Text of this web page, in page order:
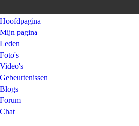
Hoofdpagina
Mijn pagina
Leden
Foto's
Video's
Gebeurtenissen
Blogs
Forum
Chat